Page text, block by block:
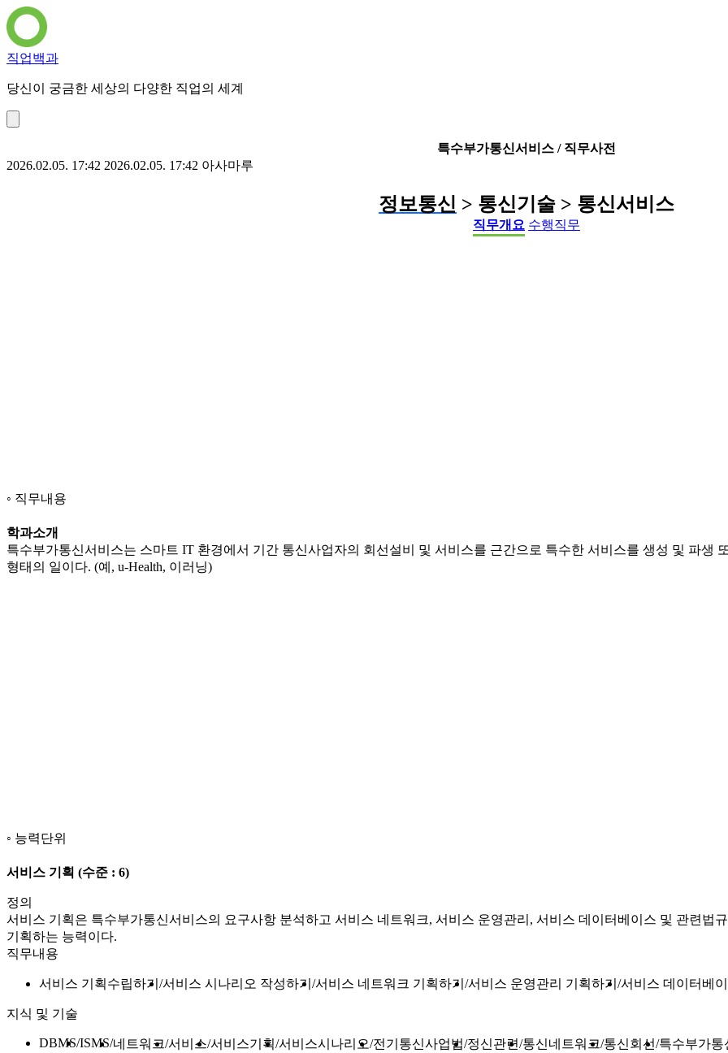
직업백과
당신이 궁금한 세상의 다양한 직업의 세계
특수부가통신서비스 / 직무사전
2026.02.05. 17:42 2026.02.05. 17:42 아사마루
정보통신 > 통신기술 > 통신서비스
직무개요 수행직무
직무내용
학과소개
특수부가통신서비스는 스마트 IT 환경에서 기간 통신사업자의 회선설비 및 서비스를 근간으로 특수한 서비스를 생성 및 파생
형태의 일이다. (예, u-Health, 이러닝)
능력단위
서비스 기획 (수준 : 6)
정의
서비스 기획은 특수부가통신서비스의 요구사항 분석하고 서비스 네트워크, 서비스 운영관리, 서비스 데이터베이스 및 관련법
기획하는 능력이다.
직무내용
서비스 기획수립하기 서비스 시나리오 작성하기 서비스 네트워크 기획하기 서비스 운영관리 기획하기 서비스 데이터베
지식 및 기술
DBMS ISMS 네트워크 서비스 서비스기획 서비스시나리오 전기통신사업법 정신관련 통신네트워크 통신회선 특수부가통